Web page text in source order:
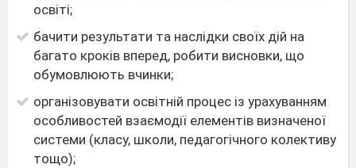
освіті;
бачити результати та наслідки своїх дій на
багато кроків вперед, робити висновки, що
обумовлюють вчинки;
організовувати освітній процес із урахуванням
особливостей взаємодії елементів визначеної
системи (класу, школи, педагогічного колективу
тощо);